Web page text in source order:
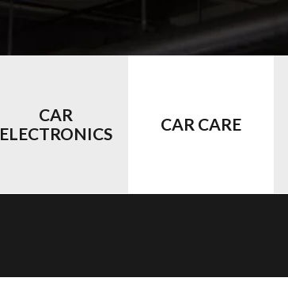
CAR
ELECTRONICS
CAR CARE